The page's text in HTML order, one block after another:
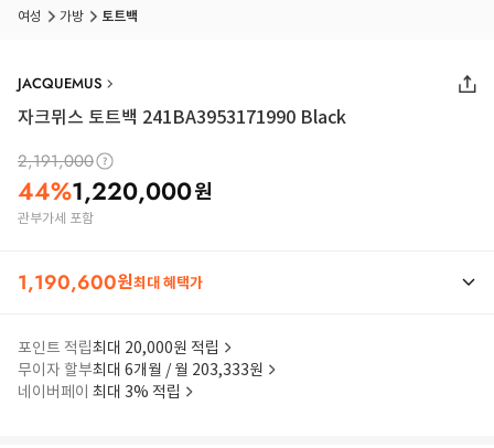
여성 가방 토트백
JACQUEMUS
자크뮈스 토트백 241BA3953171990 Black
2,191,000
44%1,220,000원
관부가세 포함
1,190,600원최대 혜택가
포인트 적립최대 20,000원 적립
무이자 할부최대 6개월 / 월 203,333원
네이버페이 최대 3% 적립